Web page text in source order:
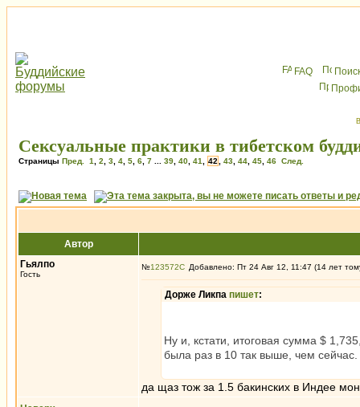
FAQ
Сексуальные практики в тибетском
Страницы Пред. 1 2 3 4 5 6 7 39 40 41 42 43 44 45 46 След.
Автор
Гьялпо
Гость
№123572 Добавлено: Пт 24 Авг 12, 11:47 (14 лет
Дорже Ликпа пишет:
Ну и, кстати, итоговая сумма $
была раз в 10 так выше, чем сейчас.
да щаз тож за 1.5 бакинских в Индее